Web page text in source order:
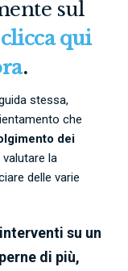
sul
qui
.
stessa,
che
dei
valutare la
delle varie
su un
di più,